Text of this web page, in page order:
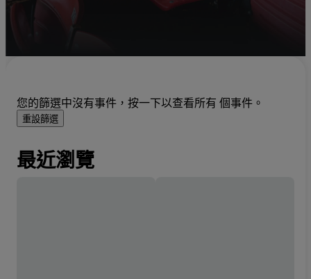
您的篩選中沒有事件，按一下以查看所有 個事件。
重設篩選
最近瀏覽